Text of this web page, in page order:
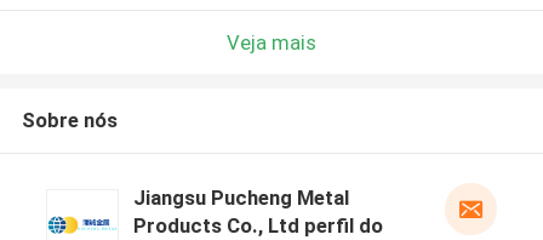
Veja mais
Sobre nós
Jiangsu Pucheng Metal
Products Co., Ltd perfil do